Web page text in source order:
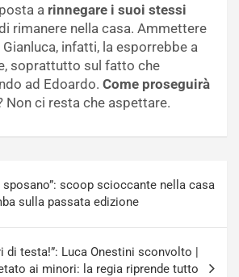
a rinnegare i suoi stessi
rimanere nella casa. Ammettere
infatti, la esporrebbe a
soprattutto sul fatto che
ad Edoardo. Come proseguirà
Non ci resta che aspettare.
sposano”: scoop scioccante nella casa
sulla passata edizione
di testa!”: Luca Onestini sconvolto |
ai minori: la regia riprende tutto